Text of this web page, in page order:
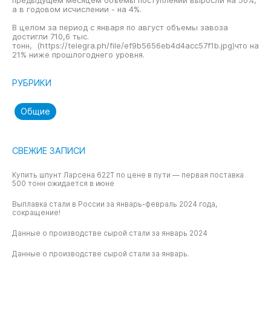
а в годовом исчислении - на 4%.
В целом за период с января по август объемы завоза
достигли 710,6 тыс.
тонн, (https://telegra.ph/file/ef9b5656eb4d4acc57f1b.jpg)что на
21% ниже прошлогоднего уровня.
РУБРИКИ
Общие
СВЕЖИЕ ЗАПИСИ
Купить шпунт Ларсена 622T по цене в пути — первая поставка
500 тонн ожидается в июне
Выплавка стали в России за январь-февраль 2024 года,
сокращение!
Данные о производстве сырой стали за январь 2024
Данные о производстве сырой стали за январь.